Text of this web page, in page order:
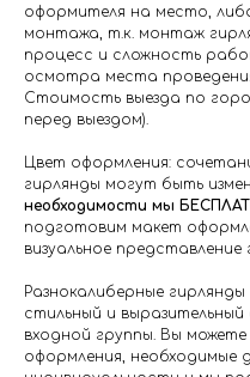
оформителя на место,
монтажа, т.к. монтаж
процесс и сложность
осмотра места
Стоимость выезда по
перед выездом).
Цвет оформления:
гирлянды могут быть
необходимости мы
подготовим макет
визуальное
Разнокалиберные
стильный и
входной группы. Вы
оформления, необходимые